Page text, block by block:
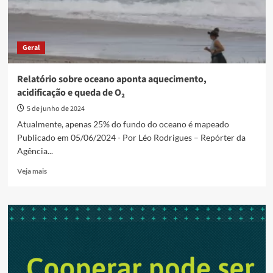
Geral
Relatório sobre oceano aponta aquecimento,
acidificação e queda de O₂
5 de junho de 2024
Atualmente, apenas 25% do fundo do oceano é mapeado
Publicado em 05/06/2024 - Por Léo Rodrigues – Repórter da
Agência...
Veja maisRead
Relatório
sobre
acidificação